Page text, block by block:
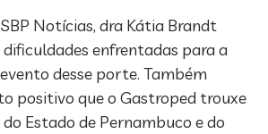
Notícias, dra Kátia Brandt
enfrentadas para a
desse porte. Também
positivo que o Gastroped trouxe
Estado de Pernambuco e do